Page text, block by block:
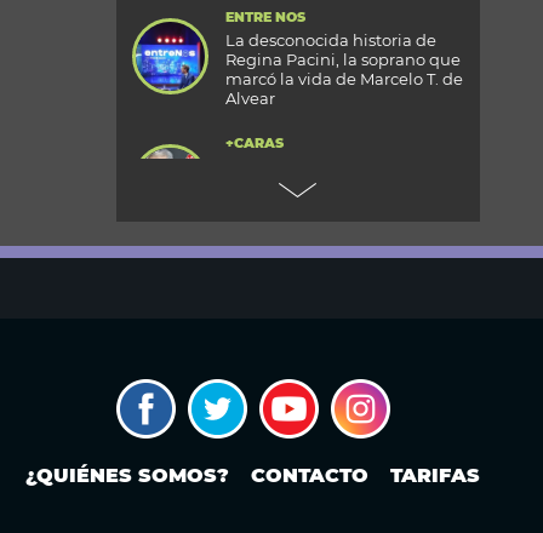
ENTRE NOS
La desconocida historia de
Regina Pacini, la soprano que
marcó la vida de Marcelo T. de
Alvear
+CARAS
todos los detalles de la mega
Reconquista
MODO FONTEVECCHIA
Ley de Tierras: la historia
detrás de una discusión que
propiedad extranjera y la
¿QUIÉNES SOMOS? CONTACTO TARIFAS